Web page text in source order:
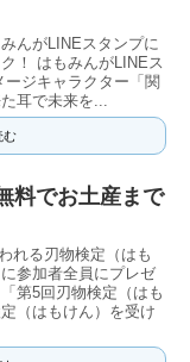
んがLINEスタンプに
！ はもみんがLINEス
ジキャラクター「関
耳で未来を...
む
料でお土産まで
れる刃物検定（はも
参加者全員にプレゼ
第5回刃物検定（はも
（はもけん）を受け